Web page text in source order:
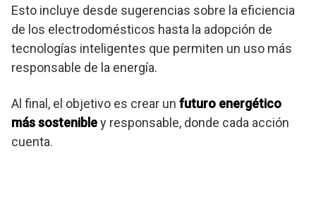
Esto incluye desde sugerencias sobre la eficiencia
de los electrodomésticos hasta la adopción de
tecnologías inteligentes que permiten un uso más
responsable de la energía.
Al final, el objetivo es crear un futuro energético
más sostenibley responsable, donde cada acción
cuenta.